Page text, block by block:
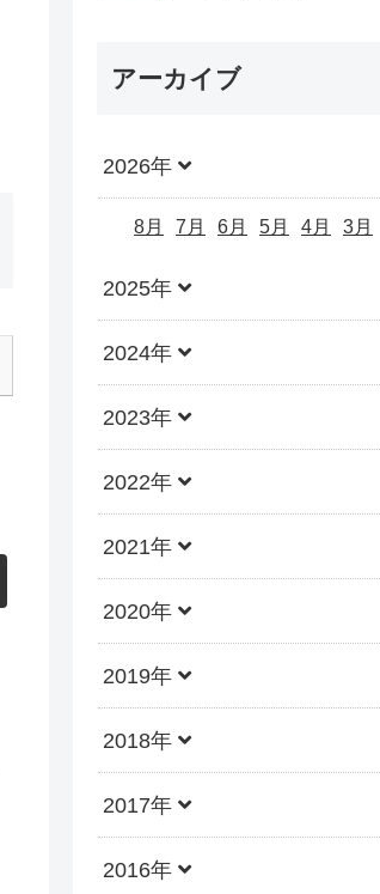
アーカイブ
2026年
8月 7月 6月 5月 4月 3月
2025年
2024年
2023年
2022年
2021年
2020年
2019年
2018年
2017年
2016年